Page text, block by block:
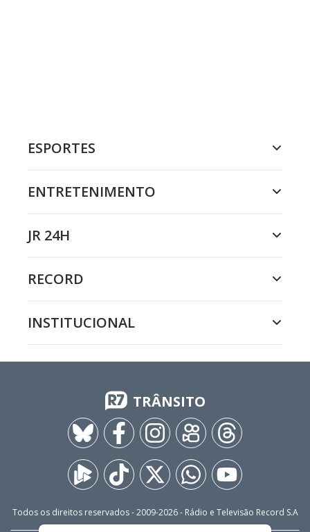
ESPORTES
ENTRETENIMENTO
JR 24H
RECORD
INSTITUCIONAL
TRÂNSITO
Todos os direitos reservados - 2009-2026- Rádio e Televisão Record S.A